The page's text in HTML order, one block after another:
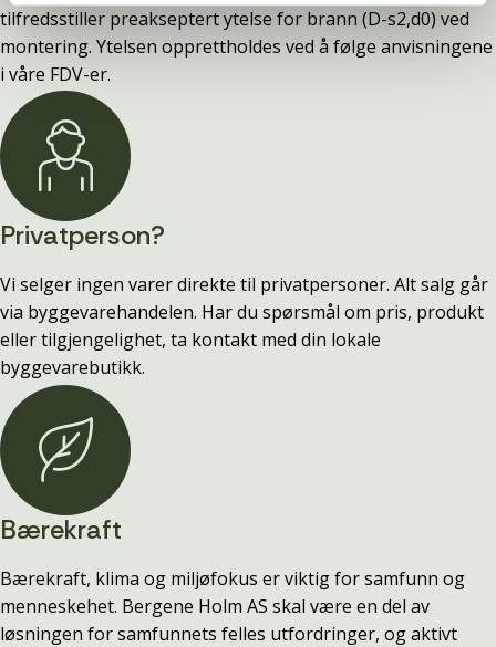
tilfredsstiller preakseptert ytelse for brann (D-s2,d0) ved
montering. Ytelsen opprettholdes ved å følge anvisningene
i våre FDV-er.
Privatperson?
Vi selger ingen varer direkte til privatpersoner. Alt salg går
via byggevarehandelen. Har du spørsmål om pris, produkt
eller tilgjengelighet, ta kontakt med din lokale
byggevarebutikk.
Bærekraft
Bærekraft, klima og miljøfokus er viktig for samfunn og
menneskehet. Bergene Holm AS skal være en del av
løsningen for samfunnets felles utfordringer, og aktivt